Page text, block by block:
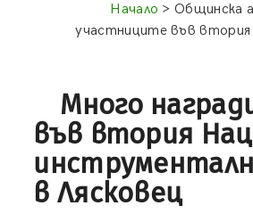
Начало > Общинска
участниците във втория
Много
във втория
в Лясковец